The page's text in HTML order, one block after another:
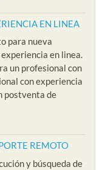
EN LINEA
para nueva
en linea.
un profesional con
con experiencia
postventa de
REMOTO
y búsqueda de